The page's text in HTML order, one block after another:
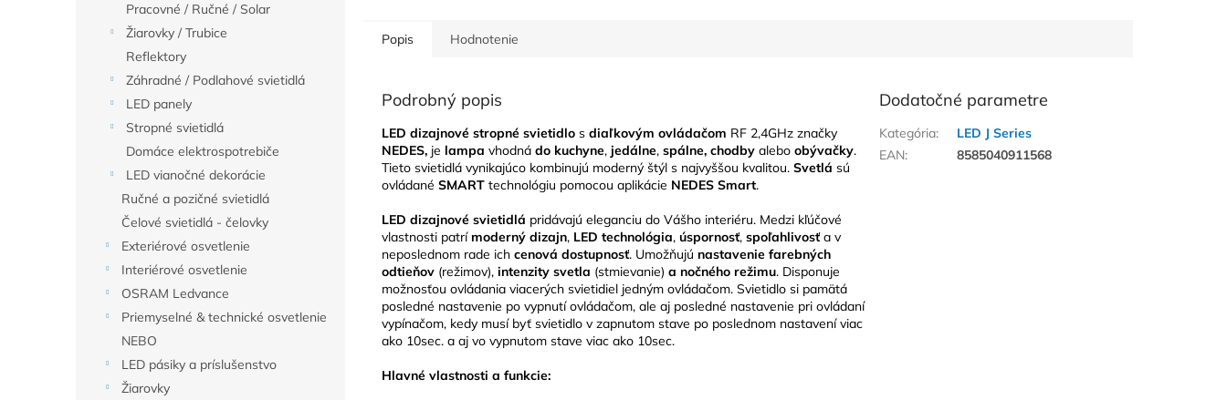
Pracovné / Ručné / Solar
Žiarovky / Trubice
Reflektory
Záhradné / Podlahové svietidlá
LED panely
Stropné svietidlá
Domáce elektrospotrebiče
LED vianočné dekorácie
Ručné a pozičné svietidlá
Čelové svietidlá - čelovky
Exteriérové osvetlenie
Interiérové osvetlenie
OSRAM Ledvance
Priemyselné & technické osvetlenie
NEBO
LED pásiky a príslušenstvo
Žiarovky
Popis Hodnotenie
Podrobný popis
LED dizajnové stropné svietidlo s diaľkovým ovládačom RF 2,4GHz značky
NEDES, je lampa vhodná do kuchyne, jedálne, spálne, chodby alebo obývačky.
Tieto svietidlá vynikajúco kombinujú moderný štýl s najvyššou kvalitou. Svetlá sú
ovládané SMART technológiu pomocou aplikácie NEDES Smart.
LED dizajnové svietidlá pridávajú eleganciu do Vášho interiéru. Medzi kľúčové
vlastnosti patrímoderný dizajn, LED technológia, úspornosť, spoľahlivosť a v
neposlednom rade ich cenová dostupnosť. Umožňujú nastavenie farebných
odtieňov (režimov), intenzity svetla (stmievanie) a nočného režimu. Disponuje
možnosťou ovládania viacerých svietidiel jedným ovládačom. Svietidlo si pamätá
posledné nastavenie po vypnutí ovládačom, ale aj posledné nastavenie pri ovládaní
vypínačom, kedy musí byť svietidlo v zapnutom stave po poslednom nastavení viac
ako 10sec. a aj vo vypnutom stave viac ako 10sec.
Hlavné vlastnosti a funkcie:
Dodatočné parametre
Kategória:
LED J Series
EAN: 8585040911568